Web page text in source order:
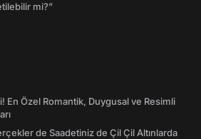
mi?”
En Özel Romantik, Duygusal ve Resimli
de Saadetiniz de Çil Çil Altınlarda